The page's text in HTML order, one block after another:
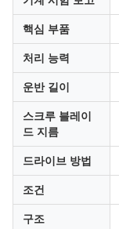
핵심 부품
처리 능력
운반 길이
스크루 블레이
드 지름
드라이브 방법
조건
구조